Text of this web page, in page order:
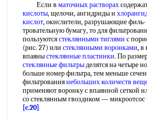
Если в маточных растворах
кислоты, щелочи, ангидриды и
кислот, окислители, разрушающие филь-
тровательную бумагу, то для
пользуютсястеклянными тиглями с
(рис. 27) или стеклянными воронками, в
впаяныстеклянные пластинки. По
стеклянные фильтрыделятся на четыре
больше номер фильтра, тем меньше
фильтрованиянебольших количеств
применяют воронку с впаянной сеткой
со стеклянным гвоздиком — микроотсос
[c.20]